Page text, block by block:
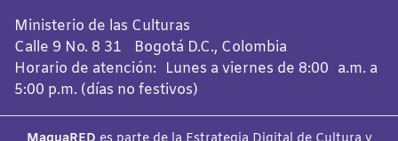
Ministerio de las Culturas
Calle 9 No. 8 31 Bogotá D.C., Colombia
Horario de atención: Lunes a viernes de 8:00 a.m. a
5:00 p.m. (días no festivos)